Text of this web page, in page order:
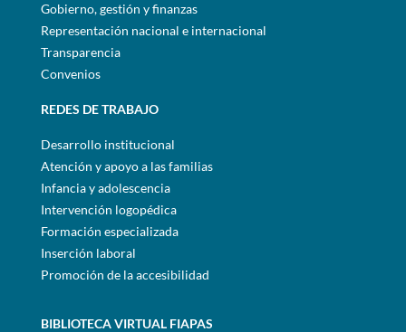
Gobierno, gestión y finanzas
Representación nacional e internacional
Transparencia
Convenios
REDES DE TRABAJO
Desarrollo institucional
Atención y apoyo a las familias
Infancia y adolescencia
Intervención logopédica
Formación especializada
Inserción laboral
Promoción de la accesibilidad
BIBLIOTECA VIRTUAL FIAPAS